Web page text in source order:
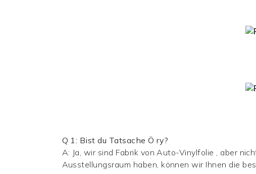
Q 1: Bist du TatsacheÖ ry?
A: Ja, wir sind Fabrik von Auto-Vinylfolie
, aber
Ausstellungsraum haben, können wir Ihnen die